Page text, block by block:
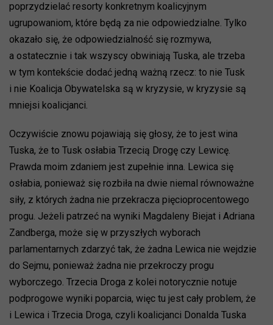
poprzydzielać resorty konkretnym koalicyjnym
ugrupowaniom, które będą za nie odpowiedzialne. Tylko
okazało się, że odpowiedzialność się rozmywa,
a ostatecznie i tak wszyscy obwiniają Tuska, ale trzeba
w tym kontekście dodać jedną ważną rzecz: to nie Tusk
i nie Koalicja Obywatelska są w kryzysie, w kryzysie są
mniejsi koalicjanci.
Oczywiście znowu pojawiają się głosy, że to jest wina
Tuska, że to Tusk osłabia Trzecią Drogę czy Lewicę.
Prawda moim zdaniem jest zupełnie inna. Lewica się
osłabia, ponieważ się rozbiła na dwie niemal równoważne
siły, z których żadna nie przekracza pięcioprocentowego
progu. Jeżeli patrzeć na wyniki Magdaleny Biejat i Adriana
Zandberga, może się w przyszłych wyborach
parlamentarnych zdarzyć tak, że żadna Lewica nie wejdzie
do Sejmu, ponieważ żadna nie przekroczy progu
wyborczego. Trzecia Droga z kolei notorycznie notuje
podprogowe wyniki poparcia, więc tu jest cały problem, że
i Lewica i Trzecia Droga, czyli koalicjanci Donalda Tuska